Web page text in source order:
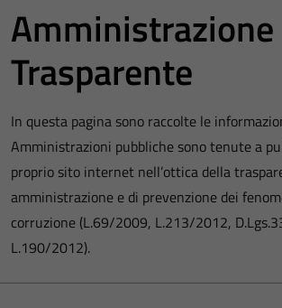
Amministrazione
Trasparente
In questa pagina sono raccolte le
Amministrazioni pubbliche sono tenute a
proprio sito internet nell’ottica della
amministrazione e di prevenzione dei
corruzione (L.69/2009, L.213/2012,
L.190/2012).